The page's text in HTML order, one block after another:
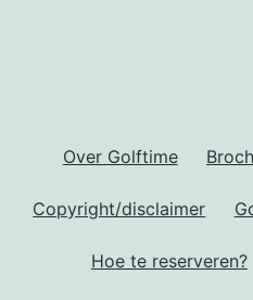
Over Golftime
Copyright/disclaimer
Hoe te reserveren?